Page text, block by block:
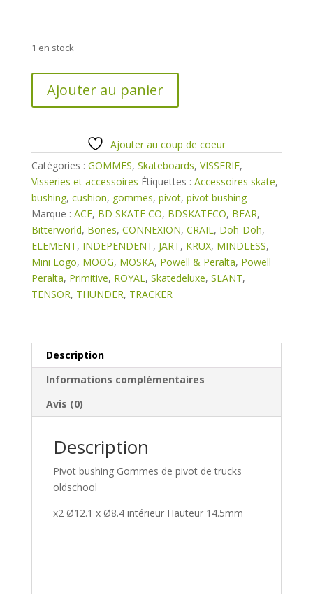
1 en stock
trucks
oldschool
Ajouter au panier
Ajouter au coup de coeur
Catégories : GOMMES, Skateboards, VISSERIE,
Visseries et accessoires Étiquettes : Accessoires skate,
bushing, cushion, gommes, pivot, pivot bushing
Marque : ACE, BD SKATE CO, BDSKATECO, BEAR,
Bitterworld, Bones, CONNEXION, CRAIL, Doh-Doh,
ELEMENT, INDEPENDENT, JART, KRUX, MINDLESS,
Mini Logo, MOOG, MOSKA, Powell & Peralta, Powell
Peralta, Primitive, ROYAL, Skatedeluxe, SLANT,
TENSOR, THUNDER, TRACKER
Description
Informations complémentaires
Avis (0)
Description
Pivot bushing Gommes de pivot de trucks
oldschool
x2 Ø12.1 x Ø8.4 intérieur Hauteur 14.5mm